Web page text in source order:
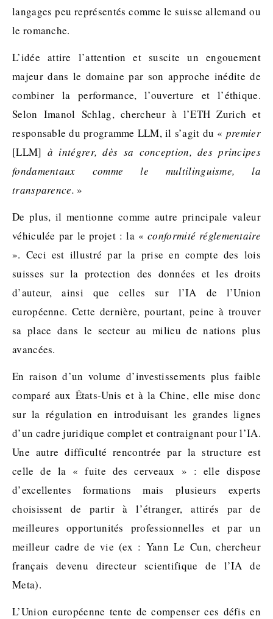
langages peu représentés comme le suisse allemand ou
le romanche.
L’idée attire l’attention et suscite un engouement
majeur dans le domaine par son approche inédite de
combiner la performance, l’ouverture et l’éthique.
Selon Imanol Schlag, chercheur à l’ETH Zurich et
responsable du programme LLM, il s’agit du « premier
[LLM] à intégrer, dès sa conception, des principes
fondamentaux comme le multilinguisme, la
transparence. »
De plus, il mentionne comme autre principale valeur
véhiculée par le projet : la «conformité réglementaire
». Ceci est illustré par la prise en compte des lois
suisses sur la protection des données et les droits
d’auteur, ainsi que celles sur l’IA de l’Union
européenne. Cette dernière, pourtant, peine à trouver
sa place dans le secteur au milieu de nations plus
avancées.
En raison d’un volume d’investissements plus faible
comparé aux États-Unis et à la Chine, elle mise donc
sur la régulation en introduisant les grandes lignes
d’un cadre juridique complet et contraignant pour l’IA.
Une autre difficulté rencontrée par la structure est
celle de la « fuite des cerveaux » : elle dispose
d’excellentes formations mais plusieurs experts
choisissent de partir à l’étranger, attirés par de
meilleures opportunités professionnelles et par un
meilleur cadre de vie (ex : Yann Le Cun, chercheur
français devenu directeur scientifique de l’IA de
Meta).
L’Union européenne tente de compenser ces défis en